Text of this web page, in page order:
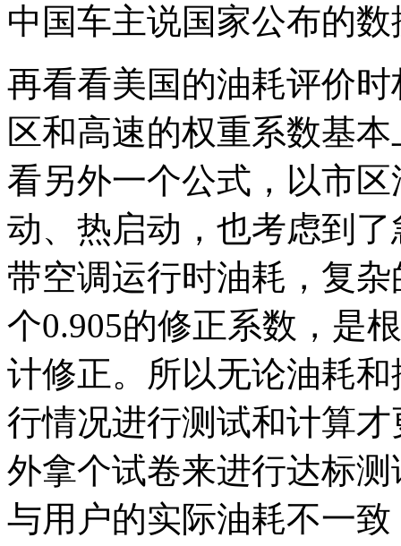
中国车主说国家公布的
再看看美国的油耗评价
区和高速的权重系数基
看另外一个公式，以市
动、热启动，也考虑到
带空调运行时油耗，复
个0.905的修正系数，是
计修正。所以无论油耗
行情况进行测试和计算
外拿个试卷来进行达标
与用户的实际油耗不一